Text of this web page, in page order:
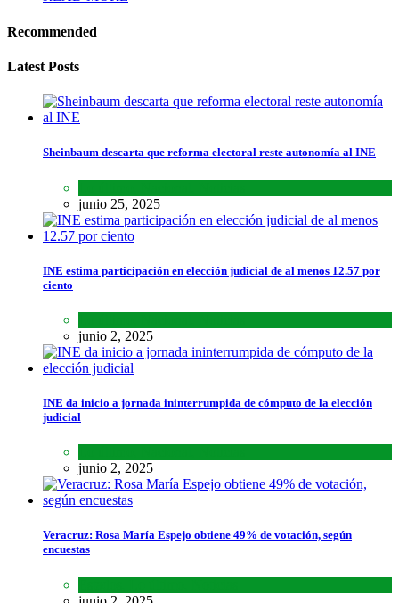
Recommended
Latest Posts
Sheinbaum descarta que reforma electoral reste autonomía al INE
junio 25, 2025
INE estima participación en elección judicial de al menos 12.57 por
ciento
junio 2, 2025
INE da inicio a jornada ininterrumpida de cómputo de la elección
judicial
junio 2, 2025
Veracruz: Rosa María Espejo obtiene 49% de votación, según
encuestas